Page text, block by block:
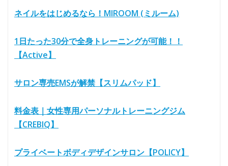
ネイルをはじめるなら！MIROOM (ミルーム)
1日たった30分で全身トレーニングが可能！！
【Active】
サロン専売EMSが解禁【スリムパッド】
料金表｜女性専用パーソナルトレーニングジム
【CREBIQ】
プライベートボディデザインサロン【POLICY】